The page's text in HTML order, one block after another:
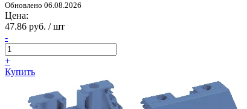
Обновлено 06.08.2026
Цена:
47.86 руб. / шт
-
+
Купить